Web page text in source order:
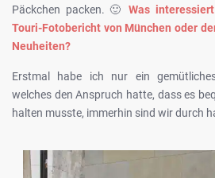
Päckchen packen. 🙂Was
Touri-Fotobericht von München oder
Neuheiten?
Erstmal habe ich nur ein
welches den Anspruch hatte, dass es
halten musste, immerhin sind wir durch